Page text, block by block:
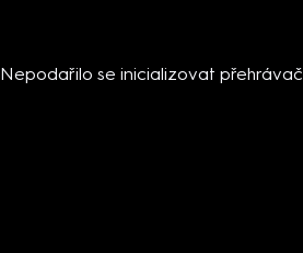
Nepodařilo se inicializovat přehrávač